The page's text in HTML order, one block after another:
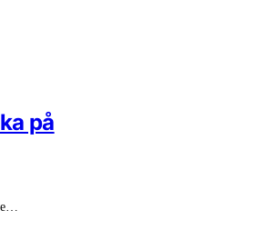
på